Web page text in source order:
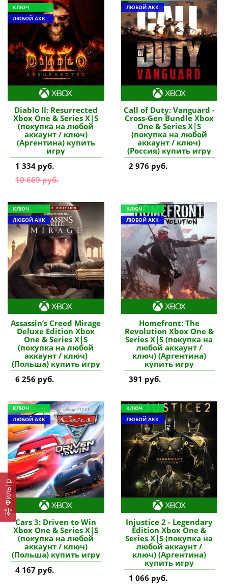
Фильтр
КЛЮЧ
ЛЮБОЙ АКК
Diablo II: Resurrected
Xbox One & Series X|S
(покупка на любой
аккаунт / ключ)
(Аргентина) купить
игру
1 334 руб.
10 669 руб.
ЛЮБОЙ АКК
Call of Duty: Vanguard -
Cross-Gen Bundle Xbox
One & Series X|S
(покупка на любой
аккаунт / ключ)
(Россия) купить игру
2 976 руб.
КЛЮЧ
ЛЮБОЙ АКК
Assassin’s Creed Mirage
Deluxe Edition Xbox
One & Series X|S
(покупка на любой
аккаунт / ключ)
(Польша) купить игру
6 256 руб.
КЛЮЧ
ЛЮБОЙ АКК
Homefront: The
Revolution Xbox One &
Series X|S (покупка на
любой аккаунт /
ключ) (Аргентина)
купить игру
391 руб.
КЛЮЧ
ЛЮБОЙ АКК
Cars 3: Driven to Win
Xbox One & Series X|S
(покупка на любой
аккаунт / ключ)
(Польша) купить игру
4 167 руб.
КЛЮЧ
ЛЮБОЙ АКК
Injustice 2 - Legendary
Edition Xbox One &
Series X|S (покупка на
любой аккаунт /
ключ) (Аргентина)
купить игру
1 066 руб.